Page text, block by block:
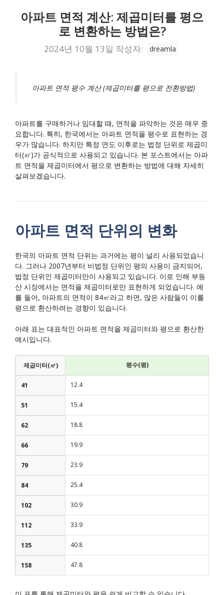
아파트 면적 계산: 제곱미터를 평으
로 변환하는 방법은?
2024년 10월 13일 작성자: dreamla
아파트 면적 평수 계산 (제곱미터를 평으로 전환방법)
아파트를 구매하거나 임대할 때, 면적을 파악하는 것은 매우 중
요합니다. 특히, 한국에서는 아파트 면적을 평수로 표현하는 경
우가 많습니다. 하지만 특정 연도 이후로는 법정 단위로 제곱미
터(㎡)가 공식적으로 사용되고 있습니다. 본 포스트에서는 아파
트 면적을 제곱미터에서 평으로 변환하는 방법에 대해 자세히
살펴보겠습니다.
아파트 면적 단위의 변화
한국의 아파트 면적 단위는 과거에는 평이 널리 사용되었습니
다. 그러나 2007년부터 비법정 단위인 평의 사용이 금지되어,
법정 단위인 제곱미터만이 사용되고 있습니다. 이로 인해 부동
산 시장에서는 면적을 제곱미터로만 표현하게 되었습니다. 예
를 들어, 아파트의 면적이 84㎡라고 하면, 많은 사람들이 이를
평으로 환산하려는 경향이 있습니다.
아래 표는 대표적인 아파트 면적을 제곱미터와 평으로 환산한
예시입니다.
제곱미터(㎡) 평수(평)
41 12.4
51 15.4
62 18.8
66 19.9
79 23.9
84 25.4
102 30.9
112 33.9
135 40.8
158 47.8